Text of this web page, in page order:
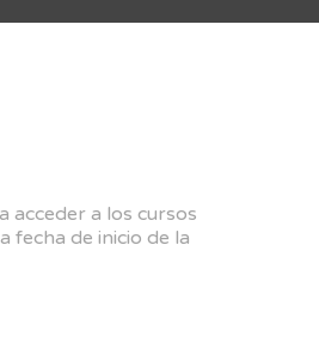
acceder a los cursos
fecha de inicio de la